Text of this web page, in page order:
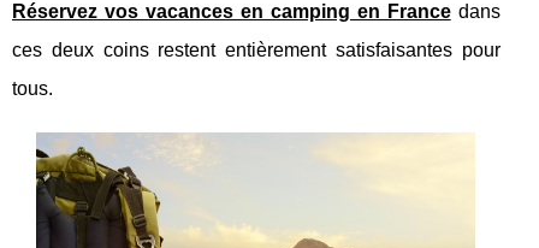
Réservez vos vacances en camping en Francedans
ces deux coins restent entièrement satisfaisantes pour
tous.